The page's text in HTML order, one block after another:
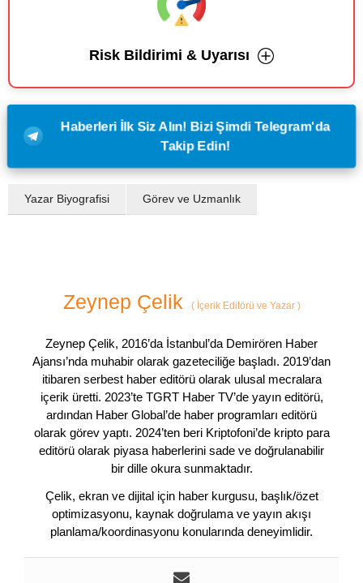
Risk Bildirimi & Uyarısı
Haberleri İlk Siz Alın! Bizi Şimdi Telegram'da
Takip Edin!
Yazar Biyografisi Görev ve Uzmanlık
Zeynep Çelik (İçerik Editörü ve Yazar )
Zeynep Çelik, 2016’da İstanbul’da Demirören Haber
Ajansı’nda muhabir olarak gazeteciliğe başladı. 2019’dan
itibaren serbest haber editörü olarak ulusal mecralara
içerik üretti. 2023’te TGRT Haber TV’de yayın editörü,
ardından Haber Global’de haber programları editörü
olarak görev yaptı. 2024’ten beri Kriptofoni’de kripto para
editörü olarak piyasa haberlerini sade ve doğrulanabilir
bir dille okura sunmaktadır.
Çelik, ekran ve dijital için haber kurgusu, başlık/özet
optimizasyonu, kaynak doğrulama ve yayın akışı
planlama/koordinasyonu konularında deneyimlidir.